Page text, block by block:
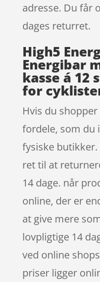
adresse. Du får
dages returret.
High5
Energibar
kasse á
for
Hvis du
fordele, som du
fysiske butikker.
ret til at
14 dage. når
online, der er
at give mere
lovpligtige 14
ved online
priser ligger